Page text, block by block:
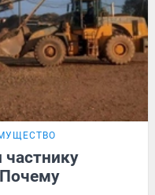
частнику